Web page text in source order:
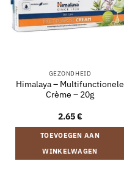
GEZONDHEID
Himalaya – Multifunctionele
Crème – 20g
2.65€
TOEVOEGEN AAN
WINKELWAGEN